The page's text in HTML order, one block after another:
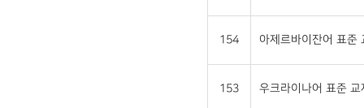
154 아제르바이잔어 표
153 우크라이나어 표준